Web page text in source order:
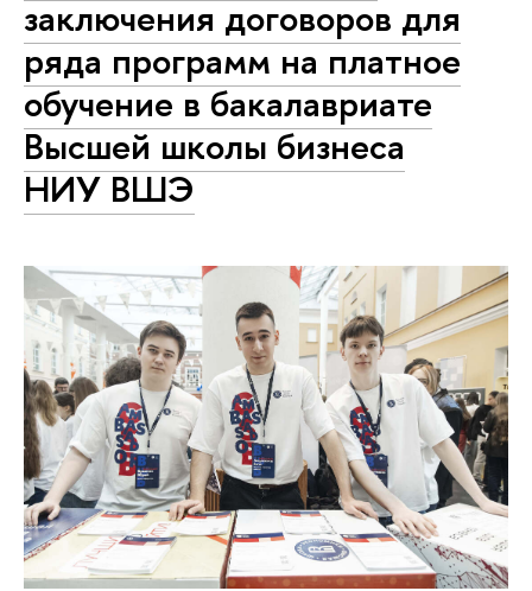
заключения договоров для
ряда программ на платное
обучение в бакалавриате
Высшей школы бизнеса
НИУ ВШЭ